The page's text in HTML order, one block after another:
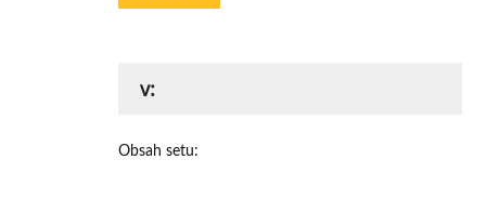
v:
Obsah setu: